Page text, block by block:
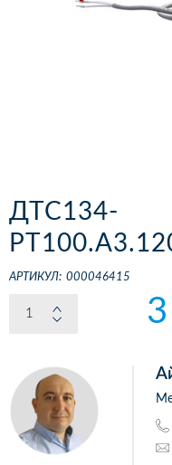
ДТС134-
АРТИКУЛ: 000046415